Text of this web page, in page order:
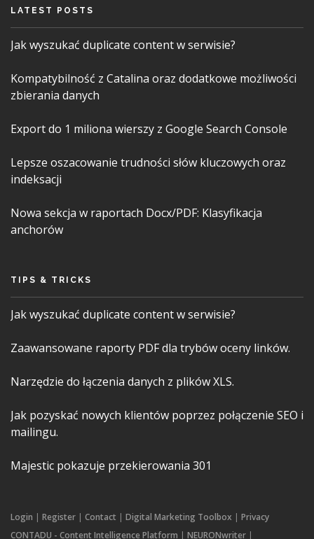
LATEST POSTS
Jak wyszukać duplicate content w serwisie?
Kompatybilność z Catalina oraz dodatkowe możliwości
zbierania danych
Export do 1 miliona wierszy z Google Search Console
Lepsze oszacowanie trudności słów kluczowych oraz
indeksacji
Nowa sekcja w raportach Docx/PDF: Klasyfikacja
anchorów
TIPS & TRICKS
Jak wyszukać duplicate content w serwisie?
Zaawansowane raporty PDF dla trybów oceny linków.
Narzędzie do łączenia danych z plików XLS.
Jak pozyskać nowych klientów poprzez połączenie SEO i
mailingu.
Majestic pokazuje przekierowania 301
Login | Register | Contact | Digital Marketing Toolbox | Privacy
CONTADU - Content Intelligence Platform | NEURONwriter |